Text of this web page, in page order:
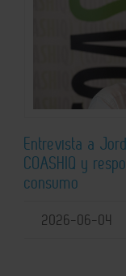
Entrevista a
COASHIQ y
consumo
2026-06-04